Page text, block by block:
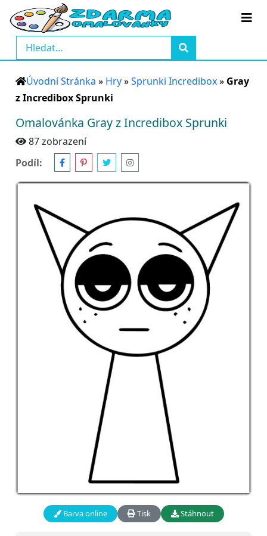
Úvodní Stránka » Hry»Sprunki Incredibox» Gray
z Incredibox Sprunki
Omalovánka Gray z Incredibox Sprunki
87 zobrazení
Podíl:
Barva online Tisk Stáhnout